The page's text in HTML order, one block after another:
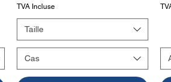
TVA Incluse
Taille
Cas